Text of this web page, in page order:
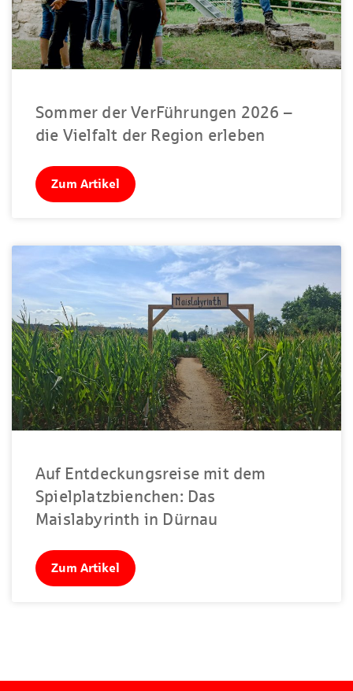
Sommer der VerFührungen 2026 –
die Vielfalt der Region erleben
Zum Artikel
Auf Entdeckungsreise mit dem
Spielplatzbienchen: Das
Maislabyrinth in Dürnau
Zum Artikel